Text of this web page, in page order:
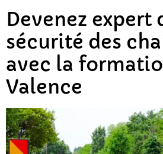
Devenez expert
sécurité des
avec la
Valence